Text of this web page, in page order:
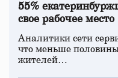
55%
свое рабочее место
Аналитики сети
что меньше
жителей…